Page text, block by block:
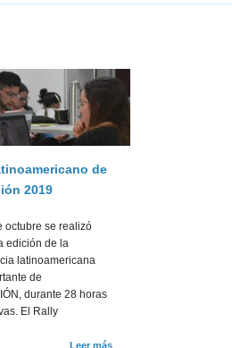
de
2019
octubre se realizó
edición de la
latinoamericana
de
durante 28 horas
El Rally
Leer más